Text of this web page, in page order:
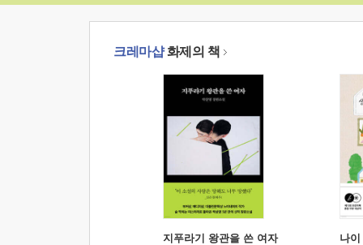
크레마샵화제의 책
지푸라기 왕관을 쓴 여자 나